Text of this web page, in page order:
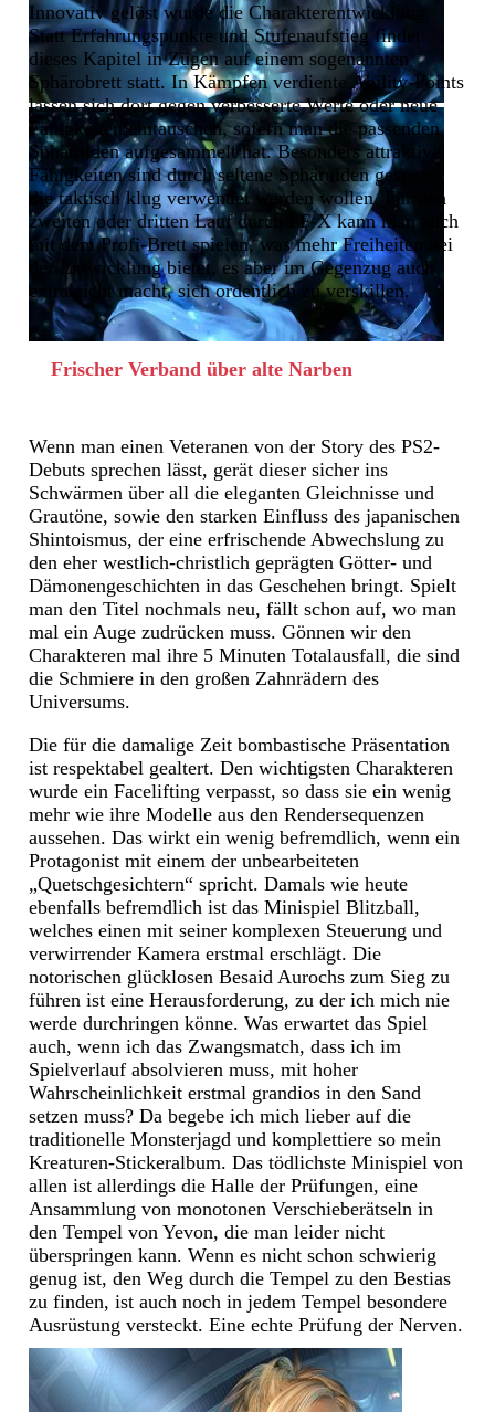
Innovativ gelöst wurde die Charakterentwicklung.
Statt Erfahrungspunkte und Stufenaufstieg findet
dieses Kapitel in Zügen auf einem sogenannten
Sphärobrett statt. In Kämpfen verdiente Ability-Points
lassen sich dort gegen verbesserte Werte oder neue
Fähigkeiten eintauschen, sofern man die passenden
Sphäroiden aufgesammelt hat. Besonders attraktive
Fähigkeiten sind durch seltene Sphäroiden gesperrt,
die taktisch klug verwendet werden wollen. Für den
zweiten oder dritten Lauf durch FF-X kann man auch
mit dem Profi-Brett spielen, was mehr Freiheiten bei
der Entwicklung bietet, es aber im Gegenzug auch
extraleicht macht, sich ordentlich zu verskillen.
Frischer Verband über alte Narben
Wenn man einen Veteranen von der Story des PS2-
Debuts sprechen lässt, gerät dieser sicher ins
Schwärmen über all die eleganten Gleichnisse und
Grautöne, sowie den starken Einfluss des japanischen
Shintoismus, der eine erfrischende Abwechslung zu
den eher westlich-christlich geprägten Götter- und
Dämonengeschichten in das Geschehen bringt. Spielt
man den Titel nochmals neu, fällt schon auf, wo man
mal ein Auge zudrücken muss. Gönnen wir den
Charakteren mal ihre 5 Minuten Totalausfall, die sind
die Schmiere in den großen Zahnrädern des
Universums.
Die für die damalige Zeit bombastische Präsentation
ist respektabel gealtert. Den wichtigsten Charakteren
wurde ein Facelifting verpasst, so dass sie ein wenig
mehr wie ihre Modelle aus den Rendersequenzen
aussehen. Das wirkt ein wenig befremdlich, wenn ein
Protagonist mit einem der unbearbeiteten
„Quetschgesichtern“ spricht. Damals wie heute
ebenfalls befremdlich ist das Minispiel Blitzball,
welches einen mit seiner komplexen Steuerung und
verwirrender Kamera erstmal erschlägt. Die
notorischen glücklosen Besaid Aurochs zum Sieg zu
führen ist eine Herausforderung, zu der ich mich nie
werde durchringen könne. Was erwartet das Spiel
auch, wenn ich das Zwangsmatch, dass ich im
Spielverlauf absolvieren muss, mit hoher
Wahrscheinlichkeit erstmal grandios in den Sand
setzen muss? Da begebe ich mich lieber auf die
traditionelle Monsterjagd und komplettiere so mein
Kreaturen-Stickeralbum. Das tödlichste Minispiel von
allen ist allerdings die Halle der Prüfungen, eine
Ansammlung von monotonen Verschieberätseln in
den Tempel von Yevon, die man leider nicht
überspringen kann. Wenn es nicht schon schwierig
genug ist, den Weg durch die Tempel zu den Bestias
zu finden, ist auch noch in jedem Tempel besondere
Ausrüstung versteckt. Eine echte Prüfung der Nerven.